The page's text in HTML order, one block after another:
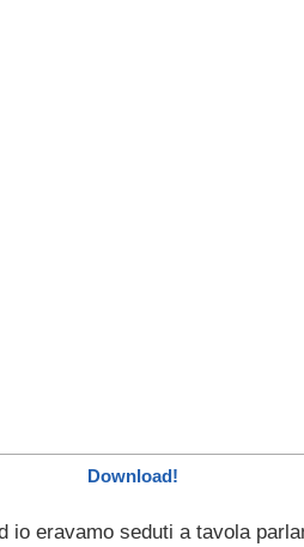
Download!
io eravamo seduti a tavola